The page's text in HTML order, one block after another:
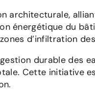
architecturale,
énergétique du
d’infiltration
durable des
Cette initiative